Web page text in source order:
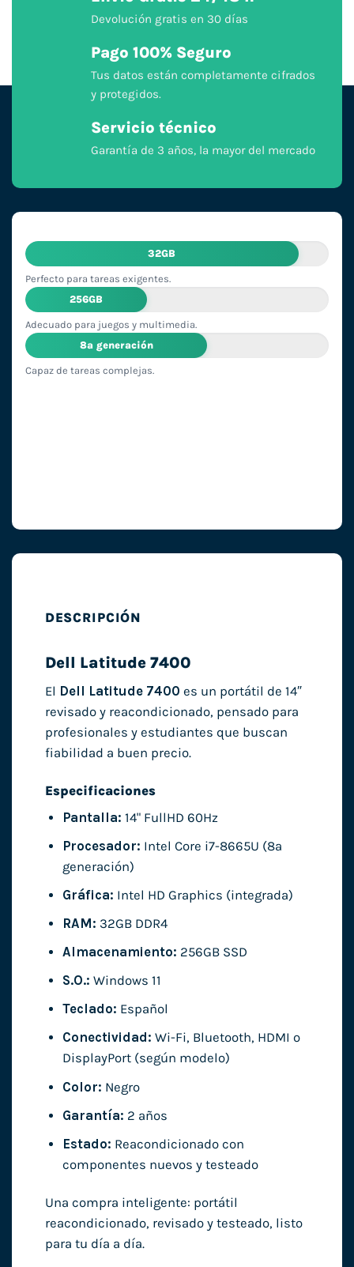
Devolución gratis en 30 días
Pago 100% Seguro
Tus datos están completamente cifrados
y protegidos.
Servicio técnico
Garantía de 3 años, la mayor del mercado
32GB
Perfecto para tareas exigentes.
256GB
Adecuado para juegos y multimedia.
8ª generación
Capaz de tareas complejas.
DESCRIPCIÓN
Dell Latitude 7400
El Dell Latitude 7400 es un portátil de 14″
revisado y reacondicionado, pensado para
profesionales y estudiantes que buscan
fiabilidad a buen precio.
Especificaciones
Pantalla: 14" FullHD 60Hz
Procesador: Intel Core i7-8665U (8ª
generación)
Gráfica: Intel HD Graphics (integrada)
RAM: 32GB DDR4
Almacenamiento: 256GB SSD
S.O.: Windows 11
Teclado: Español
Conectividad: Wi-Fi, Bluetooth, HDMI o
DisplayPort (según modelo)
Color: Negro
Garantía: 2 años
Estado: Reacondicionado con
componentes nuevos y testeado
Una compra inteligente: portátil
reacondicionado, revisado y testeado, listo
para tu día a día.